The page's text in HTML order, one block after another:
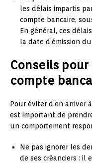
les délais impartis
compte bancaire,
En général, ces
la date d’émission
Conseils
compte
Pour éviter d’en arriver
est important de
un comportement
Ne pas ignorer les
de ses créanciers : il